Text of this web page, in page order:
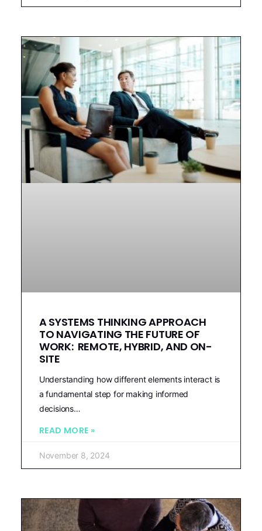
A SYSTEMS THINKING APPROACH
TO NAVIGATING THE FUTURE OF
WORK: REMOTE, HYBRID, AND ON-
SITE
Understanding how different elements interact is
a fundamental step for making informed
decisions…
READ MORE »
November 8, 2024